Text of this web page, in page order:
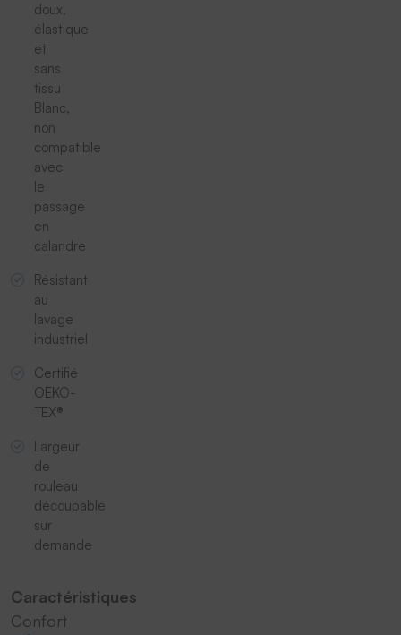
doux,
élastique
et
sans
tissu
Blanc,
non
compatible
avec
le
passage
en
calandre
Résistant
au
lavage
industriel
Certifié
OEKO-
TEX®
Largeur
de
rouleau
découpable
sur
demande
Caractéristiques
Confort